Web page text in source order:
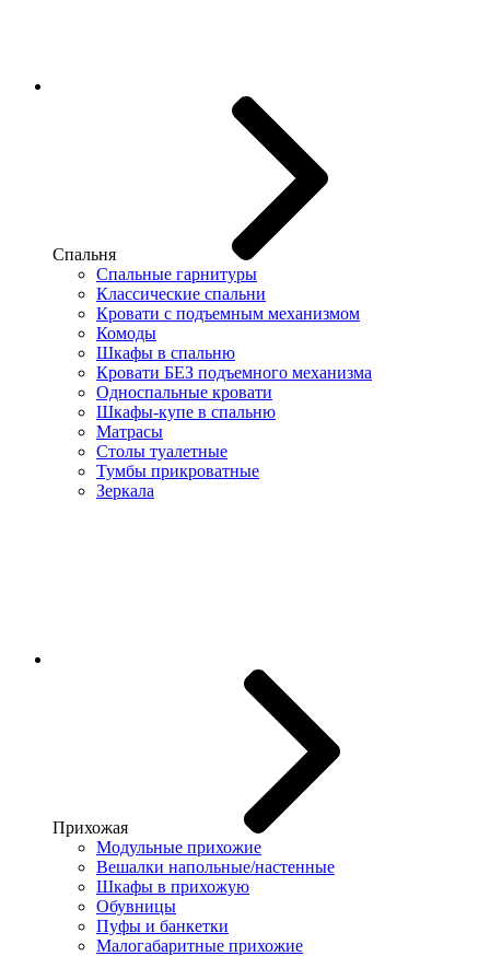
Спальня
Спальные гарнитуры
Классические спальни
Кровати с подъемным механизмом
Комоды
Шкафы в спальню
Кровати БЕЗ подъемного механизма
Односпальные кровати
Шкафы-купе в спальню
Матрасы
Столы туалетные
Тумбы прикроватные
Зеркала
Прихожая
Модульные прихожие
Вешалки напольные/настенные
Шкафы в прихожую
Обувницы
Пуфы и банкетки
Малогабаритные прихожие